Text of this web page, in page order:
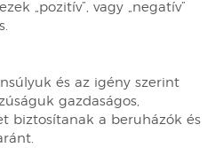
„pozitív”, vagy „negatív”
és az igény szerint
gazdaságos,
biztosítanak a beruházók és